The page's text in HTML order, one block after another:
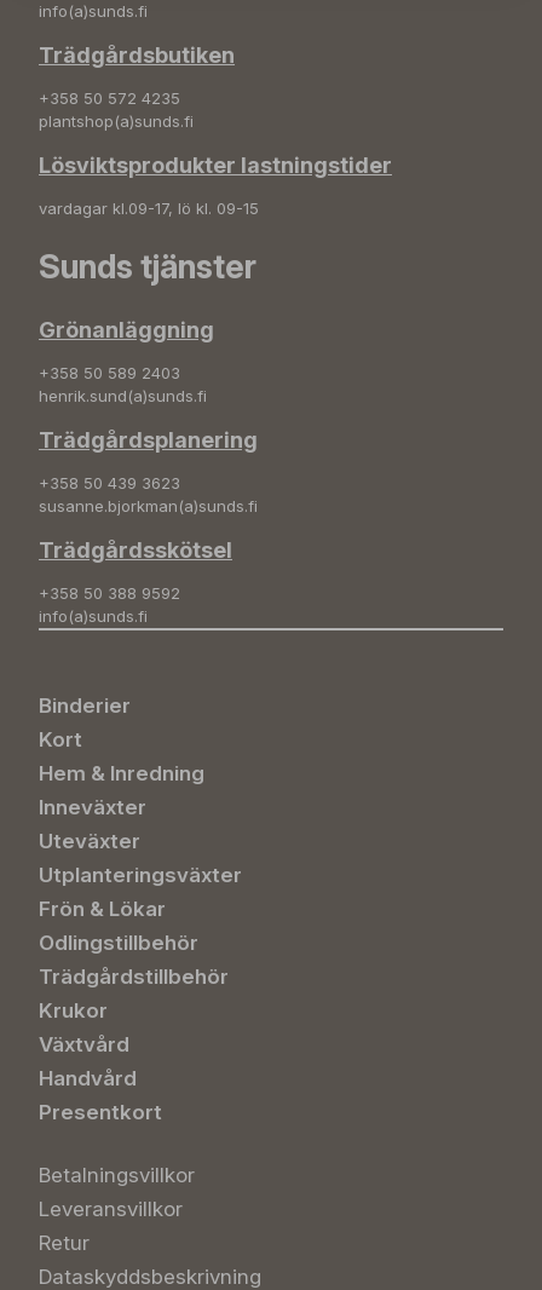
info(a)sunds.fi
Trädgårdsbutiken
+358 50 572 4235
plantshop(a)sunds.fi
Lösviktsprodukter lastningstider
vardagar kl.09-17, lö kl. 09-15
Sunds tjänster
Grönanläggning
+358 50 589 2403
henrik.sund(a)sunds.fi
Trädgårdsplanering
+358 50 439 3623
susanne.bjorkman(a)sunds.fi
Trädgårdsskötsel
+358 50 388 9592
info(a)sunds.fi
Binderier
Kort
Hem & Inredning
Inneväxter
Uteväxter
Utplanteringsväxter
Frön & Lökar
Odlingstillbehör
Trädgårdstillbehör
Krukor
Växtvård
Handvård
Presentkort
Betalningsvillkor
Leveransvillkor
Retur
Dataskyddsbeskrivning